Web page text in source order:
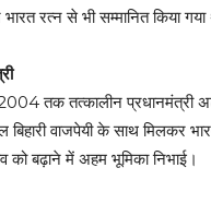
रत्न से भी सम्मानित किया गया
तक तत्कालीन प्रधानमंत्री
वाजपेयी के साथ मिलकर
बढ़ाने में अहम भूमिका निभाई।